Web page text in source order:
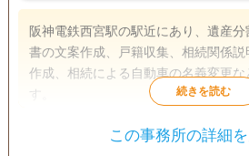
阪神電鉄西宮駅の駅近にあり、遺産
書の文案作成、戸籍収集、相続関係
作成、相続による自動車の名義変更な
す。
遺産分割
この事務所の詳細